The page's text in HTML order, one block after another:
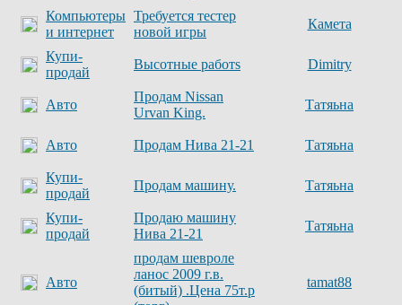
Компьютеры
и интернет
Требуется тестер
новой игры
Камета
Купи-
продай
Высотные работs Dimitry
Авто
Продам Nissan
Urvan King.
Татяьна
Авто Продам Нива 21-21 Татяьна
Купи-
продай
Продам машину. Татяьна
Купи-
продай
Продаю машину
Нива 21-21
Татяьна
Авто
продам шевроле
ланос 2009 г.в.
(битый) .Цена 75т.р
tamat88